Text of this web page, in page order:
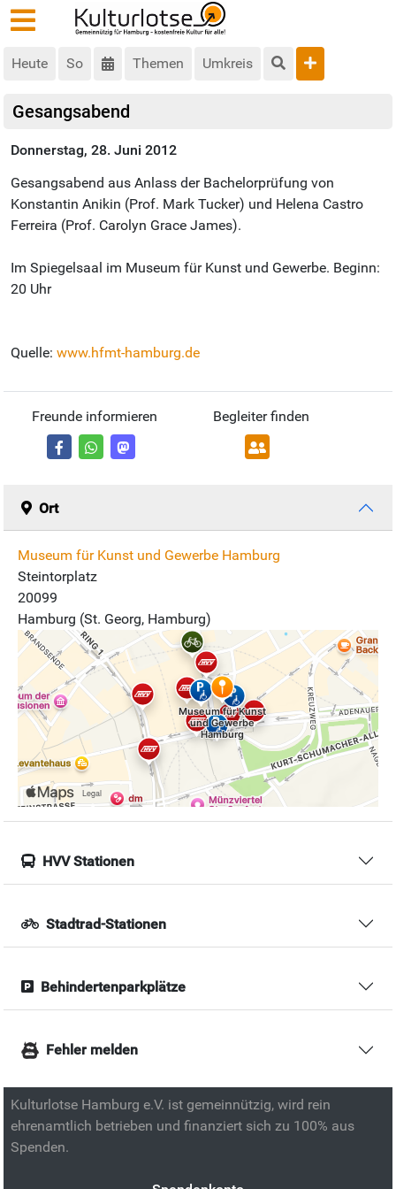
Heute So Themen Umkreis
Gesangsabend
Donnerstag, 28. Juni 2012
Gesangsabend aus Anlass der Bachelorprüfung von
Konstantin Anikin (Prof. Mark Tucker) und Helena Castro
Ferreira (Prof. Carolyn Grace James).
Im Spiegelsaal im Museum für Kunst und Gewerbe. Beginn:
20 Uhr
Quelle: www.hfmt-hamburg.de
Freunde informieren Begleiter finden
Ort
Museum für Kunst und Gewerbe Hamburg
Steintorplatz
20099
Hamburg (St. Georg, Hamburg)
HVV Stationen
Stadtrad-Stationen
Behindertenparkplätze
Fehler melden
Kulturlotse Hamburg e.V. ist gemeinnützig, wird rein
ehrenamtlich betrieben und finanziert sich zu 100% aus
Spenden.